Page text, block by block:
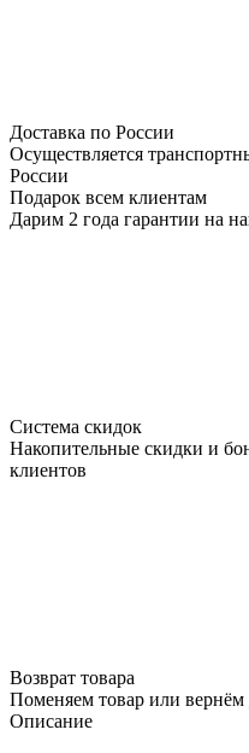
Доставка по России
Осуществляется
России
Подарок всем клиентам
Дарим 2 года гарантии на
Система скидок
Накопительные скидки и
клиентов
Возврат товара
Поменяем товар или вернём
Описание